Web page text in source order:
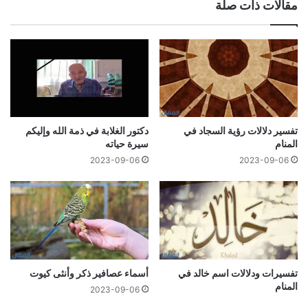
مقالات ذات صلة
تفسير دلالات رؤية السجاد في
المنام
2023-09-06
دكتور الغلابة في ذمة الله وإليكم
سيرة حياته
2023-09-06
تفسيرات ودلالات اسم خالد في
المنام
أسماء عصافير ذكر وأنثى كيوت
2023-09-06